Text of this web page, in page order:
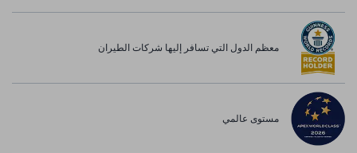
معظم الدول التي تسافر إليها شركات الطيران
مستوى عالمي